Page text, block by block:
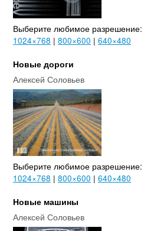
Выберите любимое разрешение:
1024×768 | 800×600 | 640×480
Новые дороги
Алексей Соловьев
Выберите любимое разрешение:
1024×768 | 800×600 | 640×480
Новые машины
Алексей Соловьев